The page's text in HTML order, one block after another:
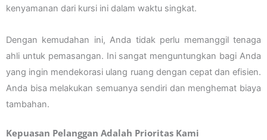
kenyamanan dari kursi ini dalam waktu singkat.
Dengan kemudahan ini, Anda tidak perlu memanggil tenaga
ahli untuk pemasangan. Ini sangat menguntungkan bagi Anda
yang ingin mendekorasi ulang ruang dengan cepat dan efisien.
Anda bisa melakukan semuanya sendiri dan menghemat biaya
tambahan.
Kepuasan Pelanggan Adalah Prioritas Kami